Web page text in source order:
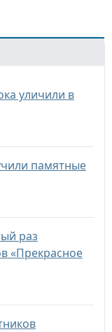
уличили в
памятные
раз
«Прекрасное